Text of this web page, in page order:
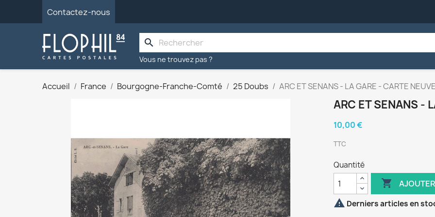
Contactez-nous
search
Vous ne trouvez pas ?
Accueil France Bourgogne-Franche-Comté 25 Doubs ARC ET SENANS - LA GARE - CARTE
ARC ET SENANS -
10,00 €
TTC
Quantité

 Derniers articles en